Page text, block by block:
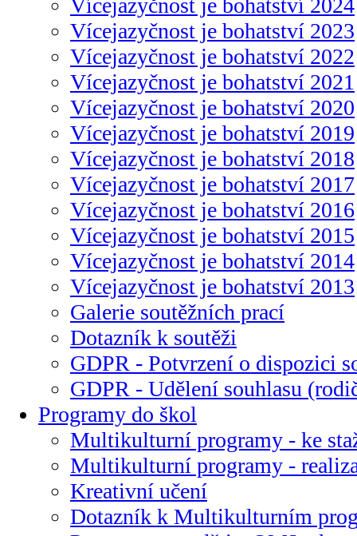
Vícejazyčnost je bohatství 2024
Vícejazyčnost je bohatství 2023
Vícejazyčnost je bohatství 2022
Vícejazyčnost je bohatství 2021
Vícejazyčnost je bohatství 2020
Vícejazyčnost je bohatství 2019
Vícejazyčnost je bohatství 2018
Vícejazyčnost je bohatství 2017
Vícejazyčnost je bohatství 2016
Vícejazyčnost je bohatství 2015
Vícejazyčnost je bohatství 2014
Vícejazyčnost je bohatství 2013
Galerie soutěžních prací
Dotazník k soutěži
GDPR - Potvrzení o dispozici
GDPR - Udělení souhlasu
Programy do škol
Multikulturní programy - ke
Multikulturní programy -
Kreativní učení
Dotazník k Multikulturním